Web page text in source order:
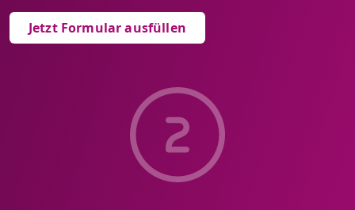
Jetzt Formular ausfüllen